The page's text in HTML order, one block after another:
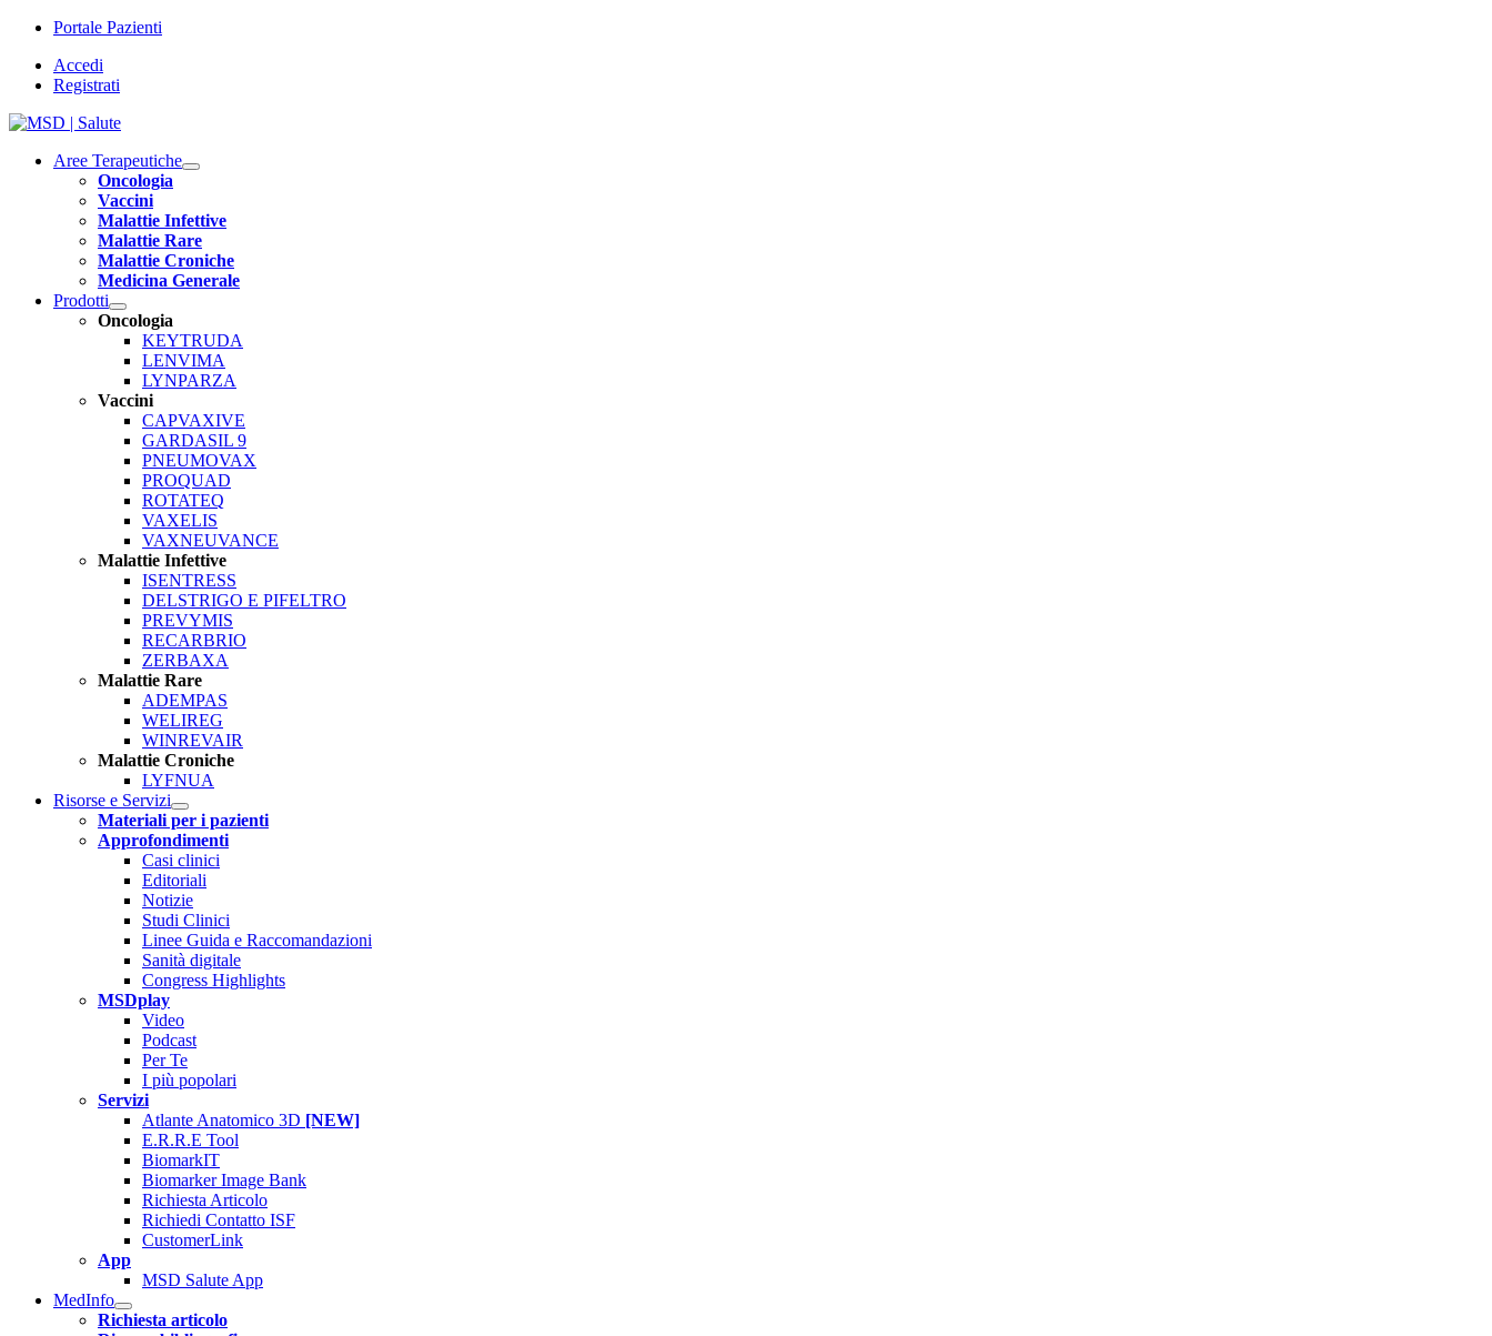
Portale Pazienti
Accedi
Registrati
Aree Terapeutiche
Open
Oncologia
Vaccini
Malattie Infettive
Malattie Rare
Malattie Croniche
Medicina Generale
Prodotti
Open
submenu
Oncologia
KEYTRUDA
LENVIMA
LYNPARZA
Vaccini
CAPVAXIVE
GARDASIL 9
PNEUMOVAX
PROQUAD
ROTATEQ
VAXELIS
VAXNEUVANCE
Malattie Infettive
ISENTRESS
DELSTRIGO E PIFELTRO
PREVYMIS
RECARBRIO
ZERBAXA
Malattie Rare
ADEMPAS
WELIREG
WINREVAIR
Malattie Croniche
LYFNUA
Risorse e Servizi
Open
submenu
Materiali per i pazienti
Approfondimenti
Casi clinici
Editoriali
Notizie
Studi Clinici
Linee Guida e Raccomandazioni
Sanità digitale
Congress Highlights
MSDplay
Video
Podcast
Per Te
I più popolari
Servizi
Atlante Anatomico 3D [NEW]
E.R.R.E Tool
BiomarkIT
Biomarker Image Bank
Richiesta Articolo
Richiedi Contatto ISF
CustomerLink
App
MSD Salute App
MedInfo
Open
submenu
Richiesta articolo